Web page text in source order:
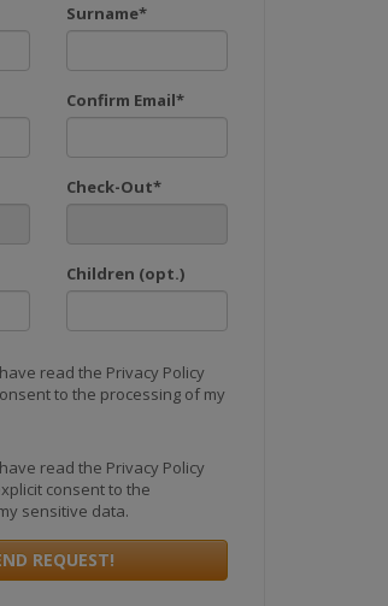
Surname*
Confirm Email*
Check-Out*
Children (opt.)
read the Privacy Policy
to the processing of my
read the Privacy Policy
consent to the
sensitive data.
REQUEST!